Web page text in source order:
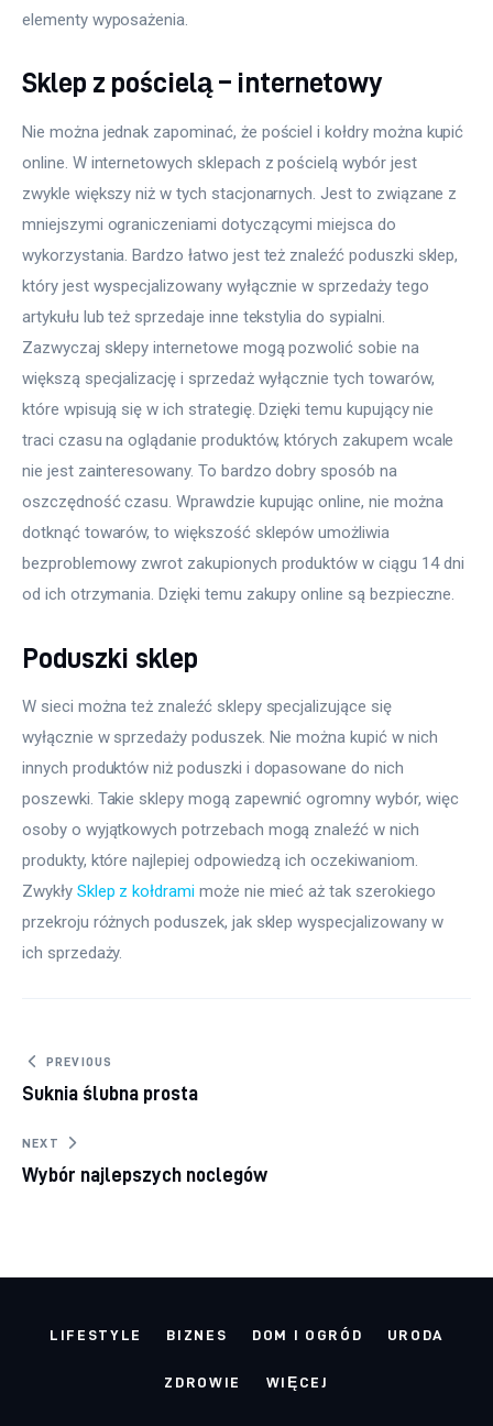
elementy wyposażenia.
Sklep z pościelą – internetowy
Nie można jednak zapominać, że pościel i kołdry można kupić
online. W internetowych sklepach z pościelą wybór jest
zwykle większy niż w tych stacjonarnych. Jest to związane z
mniejszymi ograniczeniami dotyczącymi miejsca do
wykorzystania. Bardzo łatwo jest też znaleźć poduszki sklep,
który jest wyspecjalizowany wyłącznie w sprzedaży tego
artykułu lub też sprzedaje inne tekstylia do sypialni.
Zazwyczaj sklepy internetowe mogą pozwolić sobie na
większą specjalizację i sprzedaż wyłącznie tych towarów,
które wpisują się w ich strategię. Dzięki temu kupujący nie
traci czasu na oglądanie produktów, których zakupem wcale
nie jest zainteresowany. To bardzo dobry sposób na
oszczędność czasu. Wprawdzie kupując online, nie można
dotknąć towarów, to większość sklepów umożliwia
bezproblemowy zwrot zakupionych produktów w ciągu 14 dni
od ich otrzymania. Dzięki temu zakupy online są bezpieczne.
Poduszki sklep
W sieci można też znaleźć sklepy specjalizujące się
wyłącznie w sprzedaży poduszek. Nie można kupić w nich
innych produktów niż poduszki i dopasowane do nich
poszewki. Takie sklepy mogą zapewnić ogromny wybór, więc
osoby o wyjątkowych potrzebach mogą znaleźć w nich
produkty, które najlepiej odpowiedzą ich oczekiwaniom.
Zwykły Sklep z kołdrami może nie mieć aż tak szerokiego
przekroju różnych poduszek, jak sklep wyspecjalizowany w
ich sprzedaży.
Nawigacja wpisu
PREVIOUS
Suknia ślubna prosta
NEXT
Wybór najlepszych noclegów
LIFESTYLE BIZNES DOM I OGRÓD URODA
ZDROWIE WIĘCEJ